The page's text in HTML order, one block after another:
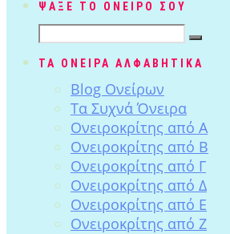
ΨΑΞΕ ΤΟ ΟΝΕΙΡΟ ΣΟΥ
ΤΑ ΟΝΕΙΡΑ ΑΛΦΑΒΗΤΙΚΑ
Blog Ονείρων
Tα Συχνά Όνειρα
Ονειροκρίτης από Α
Ονειροκρίτης από Β
Ονειροκρίτης από Γ
Ονειροκρίτης από Δ
Ονειροκρίτης από Ε
Ονειροκρίτης από Ζ